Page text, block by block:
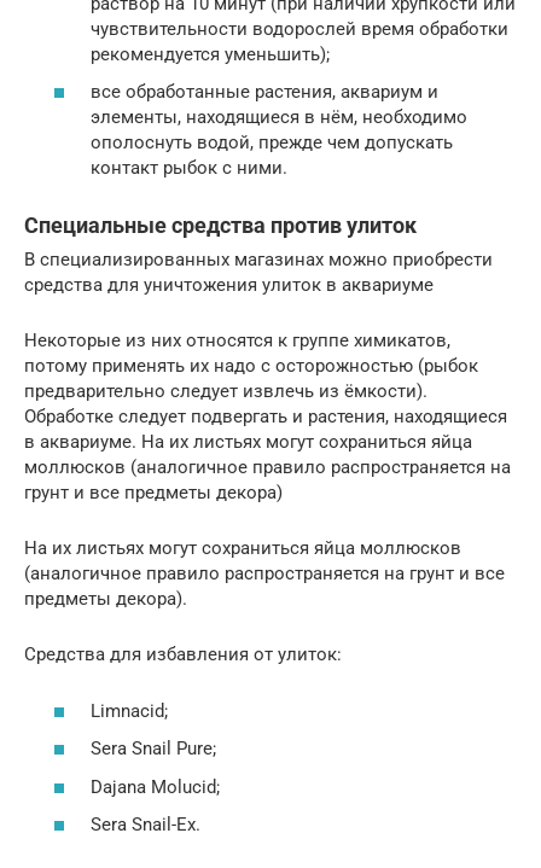
чувствительности водорослей время обработки
рекомендуется уменьшить);
все обработанные растения, аквариум и
элементы, находящиеся в нём, необходимо
ополоснуть водой, прежде чем допускать
контакт рыбок с ними.
Специальные средства против улиток
В специализированных магазинах можно приобрести
средства для уничтожения улиток в аквариуме
Некоторые из них относятся к группе химикатов,
потому применять их надо с осторожностью (рыбок
предварительно следует извлечь из ёмкости).
Обработке следует подвергать и растения, находящиеся
в аквариуме. На их листьях могут сохраниться яйца
моллюсков (аналогичное правило распространяется на
грунт и все предметы декора)
На их листьях могут сохраниться яйца моллюсков
(аналогичное правило распространяется на грунт и все
предметы декора).
Средства для избавления от улиток:
Limnacid;
Sera Snail Pure;
Dajana Molucid;
Sera Snail-Eх.